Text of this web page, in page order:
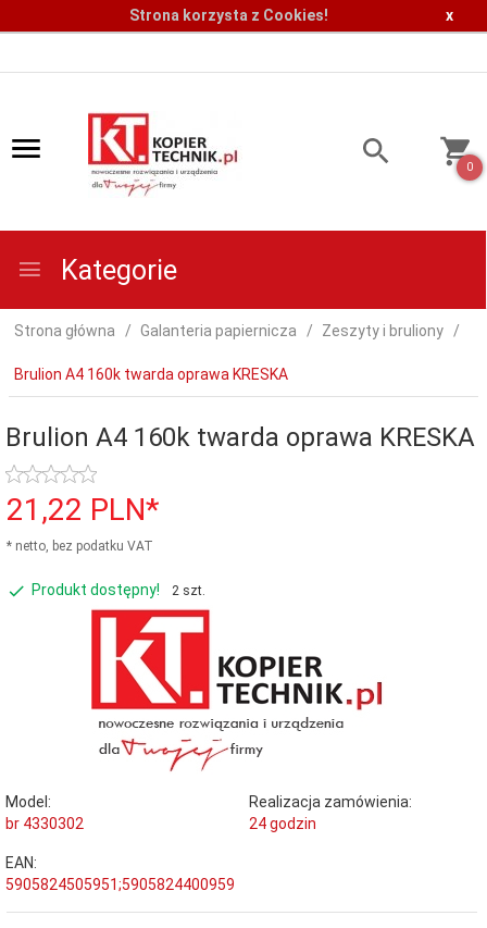
Strona korzysta z Cookies! x
0
Kategorie
Strona główna Galanteria papiernicza Zeszyty i bruliony
Brulion A4 160k twarda oprawa KRESKA
Brulion A4 160k twarda oprawa KRESKA
21,22 PLN*
* netto, bez podatku VAT
Produkt dostępny! 2 szt.
Model:
br 4330302
Realizacja zamówienia:
24 godzin
EAN:
5905824505951;5905824400959